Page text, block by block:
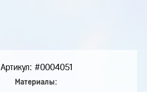
Артикул: #0004051
Материалы: